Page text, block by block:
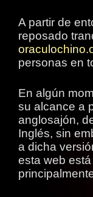
A partir de
reposado
personas en
En algún
su alcance a
anglosajón,
Inglés, sin
a dicha
esta web